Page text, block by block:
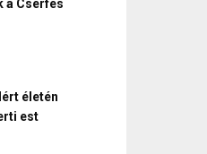
a Cserfes
életén
est